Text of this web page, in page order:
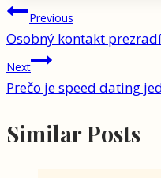
Navigácia
v
článku
Previous
Osobný kontakt
Next
Prečo je speed dating
Similar Posts